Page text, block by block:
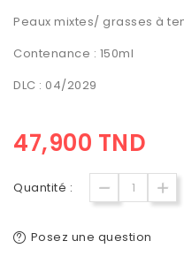
Peaux mixtes/ grasses à
Contenance : 150ml
DLC : 04/2029
47,900 TND
Quantité :
Posez une question